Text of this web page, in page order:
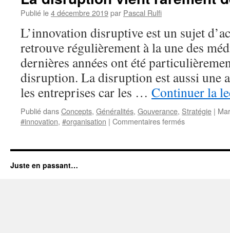
Publié le4 décembre 2019par Pascal Rulfi
L’innovation disruptive est un sujet
retrouve régulièrement à la une des
dernières années ont été
disruption. La disruption est aussi une
les entreprises car les … Continuer la
Publié dansConcepts, Généralités, Gouverance, Stratégie |
#innovation, #organisation | Commentaires ferméssur
vient
Juste en passant…